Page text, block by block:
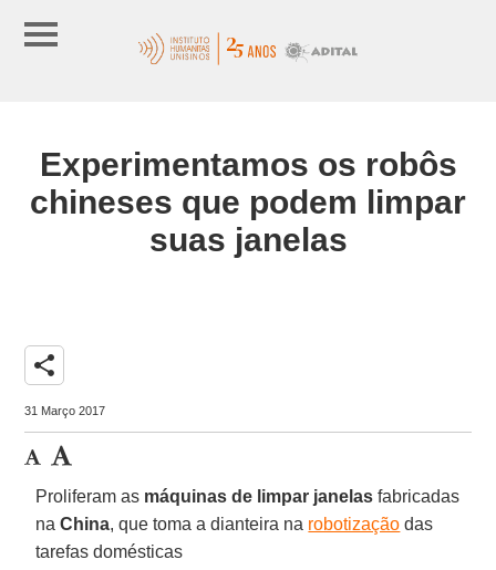
Experimentamos os robôs
chineses que podem limpar
suas janelas
share
31 Março 2017
Proliferam as máquinas de limpar janelas fabricadas
naChina, que toma a dianteira na robotização das
tarefas domésticas